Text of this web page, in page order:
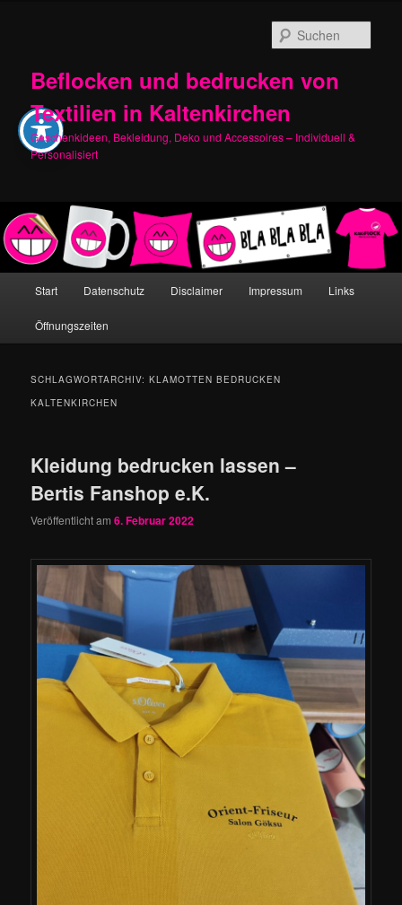
Beflocken und bedrucken von
Textilien in Kaltenkirchen
Geschenkideen, Bekleidung, Deko und Accessoires – Individuell &
Personalisiert
Start Datenschutz Disclaimer Impressum Links
Öffnungszeiten
SCHLAGWORTARCHIV:KLAMOTTEN BEDRUCKEN
KALTENKIRCHEN
Kleidung bedrucken lassen –
Bertis Fanshop e.K.
Veröffentlicht am6. Februar 2022